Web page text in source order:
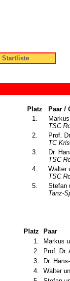
Startliste
Platz Paar /
1.
TSC
2.
Prof.
TC
3.
Dr.
TSC
4.
Walter
TSC
5.
Stefan
Tanz-
Platz
Paar
1.
Markus
2.
Prof. Dr.
3.
Dr.
4.
Walter